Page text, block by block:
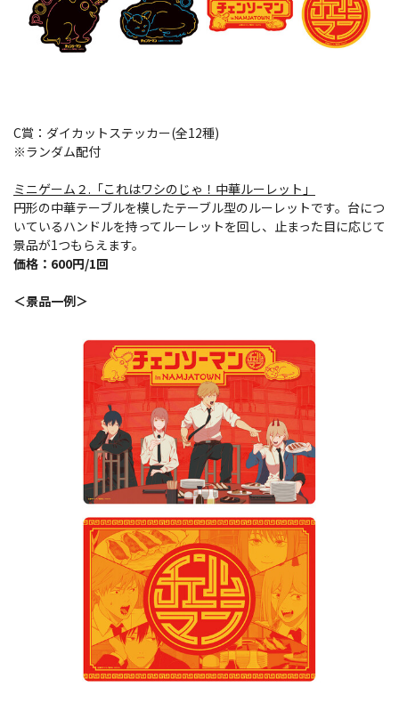
C賞：ダイカットステッカー(全12種)
※ランダム配付
ミニゲーム２.「これはワシのじゃ！中華ルーレット 」
円形の中華テーブルを模したテーブル型のルーレットです。台につ
いているハンドルを持ってルーレットを回し、止まった目に応じて
景品が1つもらえます。
価格：600円/1回
＜景品一例＞